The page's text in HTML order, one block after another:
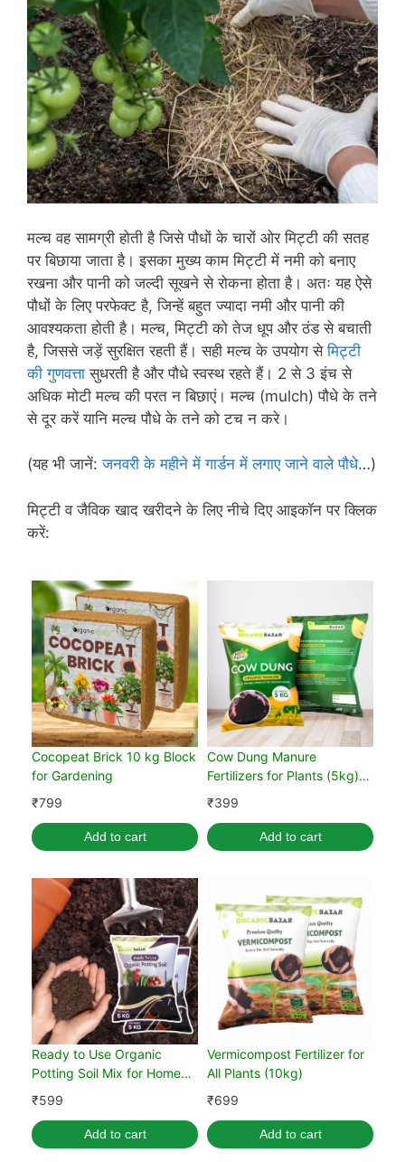
मल्च वह सामग्री होती है जिसे पौधों के चारों ओर मिट्टी की सतह
पर बिछाया जाता है। इसका मुख्य काम मिट्टी में नमी को बनाए
रखना और पानी को जल्दी सूखने से रोकना होता है। अतः यह ऐसे
पौधों के लिए परफेक्ट है, जिन्हें बहुत ज्यादा नमी और पानी की
आवश्यकता होती है। मल्च, मिट्टी को तेज धूप और ठंड से बचाती
है, जिससे जड़ें सुरक्षित रहती हैं। सही मल्च के उपयोग सेमिट्टी
की गुणवत्ता सुधरती है और पौधे स्वस्थ रहते हैं। 2 से 3 इंच से
अधिक मोटी मल्च की परत न बिछाएं। मल्च (mulch) पौधे के तने
से दूर करें यानि मल्च पौधे के तने को टच न करे।
(यह भी जानें:जनवरी के महीने में गार्डन में लगाए जाने वाले पौधे…)
मिट्टी व जैविक खाद खरीदने के लिए नीचे दिए आइकॉन पर क्लिक
करें:
Cocopeat Brick 10 kg Block
for Gardening
₹799
Add to cart
Cow Dung Manure
Fertilizers for Plants (5kg)
(Pack of 1)
₹399
Add to cart
Ready to Use Organic
Potting Soil Mix for Home
Gardening 10 kg
₹599
Add to cart
Vermicompost Fertilizer for
All Plants (10kg)
₹699
Add to cart